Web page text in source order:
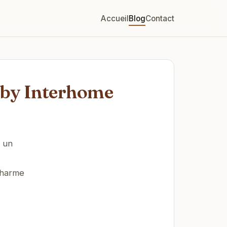
AccueilBlogContact
Interhome
un